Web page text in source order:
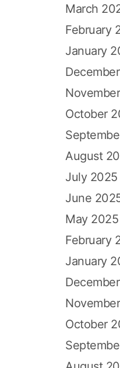
March
February
January
October
August
July 2025
June
May 2025
February
January
October